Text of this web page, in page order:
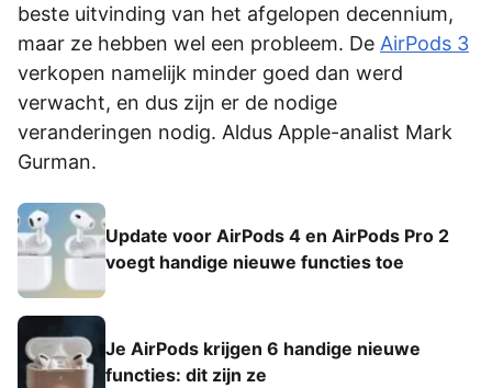
beste uitvinding van het afgelopen decennium,
maar ze hebben wel een probleem. De AirPods 3
verkopen namelijk minder goed dan werd
verwacht, en dus zijn er de nodige
veranderingen nodig. Aldus Apple-analist Mark
Gurman.
Update voor AirPods 4 en AirPods Pro 2
voegt handige nieuwe functies toe
Je AirPods krijgen 6 handige nieuwe
functies: dit zijn ze